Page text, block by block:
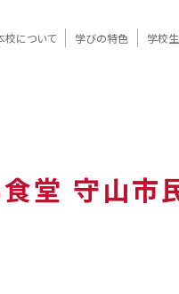
校について 学びの特色 学校
堂 守山市